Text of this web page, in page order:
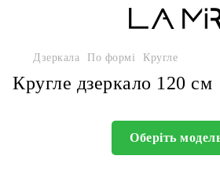
Дзеркала По формі Кругле
Кругле дзеркало 120 см
Оберіть